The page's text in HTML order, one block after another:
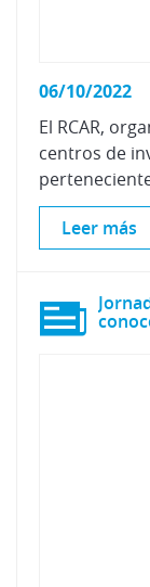
06/10/2022
El RCAR,
centros de
Leer más